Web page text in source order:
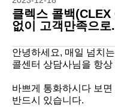
클렉스 콜백
없이 고객만족으로
안녕하세요, 매일 넘치
콜센터 상담사님을 항
바쁘게 통화하시다 보
반드시 있습니다.